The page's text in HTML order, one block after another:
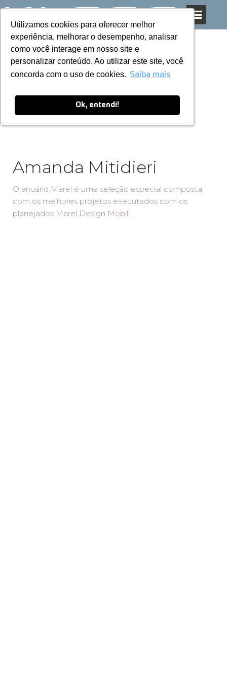
Utilizamos cookies para oferecer melhor
experiência, melhorar o desempenho, analisar
como você interage em nosso site e
personalizar conteúdo. Ao utilizar este site, você
concorda com o uso de cookies. Saiba mais
Ok, entendi!
Utilizamos cookies para oferecer melhor
experiência, melhorar o desempenho, analisar
como você interage em nosso site e
personalizar conteúdo. Ao utilizar este site, você
concorda com o uso de cookies. Saiba mais
Ok, entendi!
Pular
para
o
conteúdo
Amanda Mitidieri
O anuário Marel é uma seleção especial composta
com os melhores projetos executados com os
planejados Marel Design Mobili.